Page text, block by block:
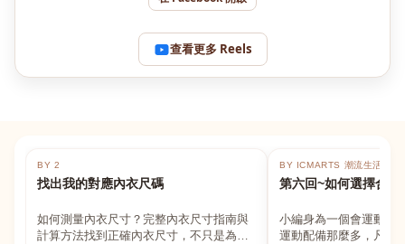
查看更多 Reels
BY 2
找出我的對應內衣尺碼
如何測量內衣尺寸？完整內衣尺寸指南與
計算方法找到正確內衣尺寸，不只是為了
BY ICMARTS 潮流生活百貨
第六回~如何選擇合適
小編身為一個會運動的
運動配備那麼多，凡舉